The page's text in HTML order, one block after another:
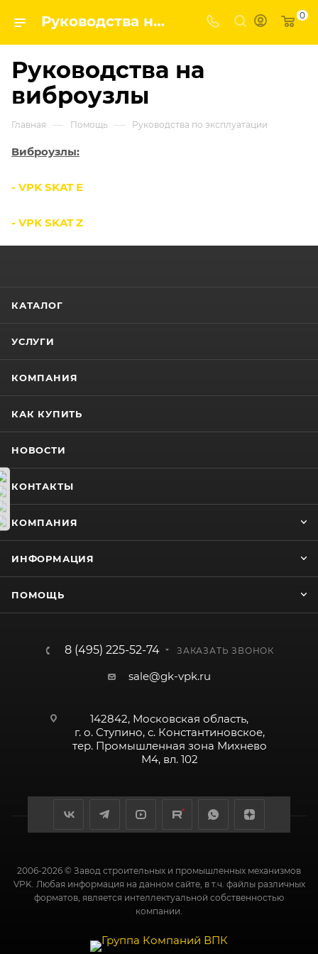
Руководства на виброузлы 0
Руководства на
виброузлы
Главная — Помощь — Руководства по эксплуатации
Виброузлы:
- VPK SKAT E
- VPK SKAT Z
КАТАЛОГ
УСЛУГИ
КОМПАНИЯ
КАК КУПИТЬ
НОВОСТИ
КОНТАКТЫ
КОМПАНИЯ
ИНФОРМАЦИЯ
ПОМОЩЬ
8 (495) 225-52-74 ЗАКАЗАТЬ ЗВОНОК
sale@gk-vpk.ru
142842, Московская область,
г. о. Ступино, с. Константиновское,
тер. Промышленная зона Михнево
М4, вл. 102
2006-2026 © Завод строительных и промышленных механизмов
VPK. Любая информация на данном сайте, в т.ч. файлы различных
форматов, является интеллектуальной собственностью
компании.